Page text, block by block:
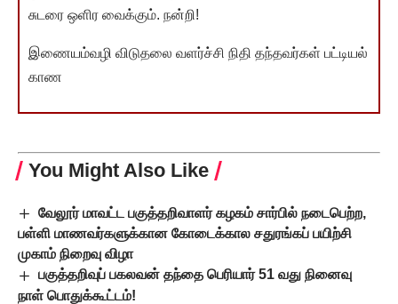
சுடரை ஒளிர வைக்கும். நன்றி!
இணையம்வழி விடுதலை வளர்ச்சி நிதி தந்தவர்கள் பட்டியல்
காண
You Might Also Like
வேலூர் மாவட்ட பகுத்தறிவாளர் கழகம் சார்பில் நடைபெற்ற,
பள்ளி மாணவர்களுக்கான கோடைக்கால சதுரங்கப் பயிற்சி
முகாம் நிறைவு விழா
பகுத்தறிவுப் பகலவன் தந்தை பெரியார் 51 வது நினைவு
நாள் பொதுக்கூட்டம்!